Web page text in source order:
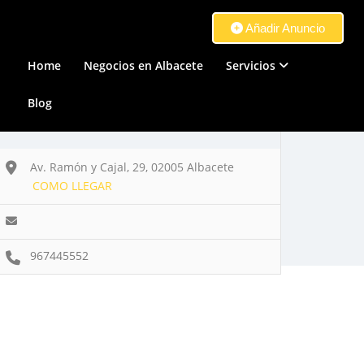
Añadir Anuncio
Home Negocios en Albacete Servicios
Blog
Av. Ramón y Cajal, 29, 02005 Albacete
COMO LLEGAR
967445552